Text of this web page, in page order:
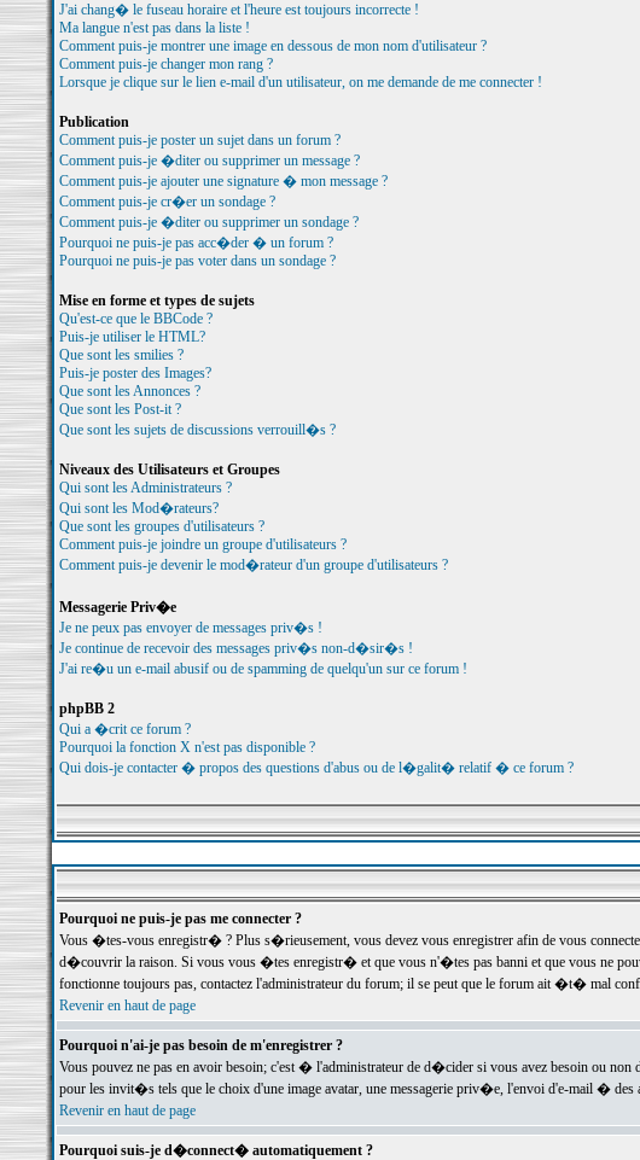
J'ai chang� le fuseau horaire et l'heure est toujours incorrecte !
Ma langue n'est pas dans la liste !
Comment puis-je montrer une image en dessous de mon nom d'utilisateur ?
Comment puis-je changer mon rang ?
Lorsque je clique sur le lien e-mail d'un utilisateur, on me demande de me connecter !
Publication
Comment puis-je poster un sujet dans un forum ?
Comment puis-je �diter ou supprimer un message ?
Comment puis-je ajouter une signature � mon message ?
Comment puis-je cr�er un sondage ?
Comment puis-je �diter ou supprimer un sondage ?
Pourquoi ne puis-je pas acc�der � un forum ?
Pourquoi ne puis-je pas voter dans un sondage ?
Mise en forme et types de sujets
Qu'est-ce que le BBCode ?
Puis-je utiliser le HTML?
Que sont les smilies ?
Puis-je poster des Images?
Que sont les Annonces ?
Que sont les Post-it ?
Que sont les sujets de discussions verrouill�s ?
Niveaux des Utilisateurs et Groupes
Qui sont les Administrateurs ?
Qui sont les Mod�rateurs?
Que sont les groupes d'utilisateurs ?
Comment puis-je joindre un groupe d'utilisateurs ?
Comment puis-je devenir le mod�rateur d'un groupe d'utilisateurs ?
Messagerie Priv�e
Je ne peux pas envoyer de messages priv�s !
Je continue de recevoir des messages priv�s non-d�sir�s !
J'ai re�u un e-mail abusif ou de spamming de quelqu'un sur ce forum !
phpBB 2
Qui a �crit ce forum ?
Pourquoi la fonction X n'est pas disponible ?
Qui dois-je contacter � propos des questions d'abus ou de l�galit� relatif � ce forum ?
Pourquoi ne puis-je pas me connecter ?
Vous �tes-vous enregistr� ? Plus s�rieusement, vous devez vous enregistrer afin de vous
d�couvrir la raison. Si vous vous �tes enregistr� et que vous n'�tes pas banni et que vous ne
fonctionne toujours pas, contactez l'administrateur du forum; il se peut que le forum ait �t� mal
Revenir en haut de page
Pourquoi n'ai-je pas besoin de m'enregistrer ?
Vous pouvez ne pas en avoir besoin; c'est � l'administrateur de d�cider si vous avez besoin ou
pour les invit�s tels que le choix d'une image avatar, une messagerie priv�e, l'envoi d'e-mail �
Revenir en haut de page
Pourquoi suis-je d�connect� automatiquement ?